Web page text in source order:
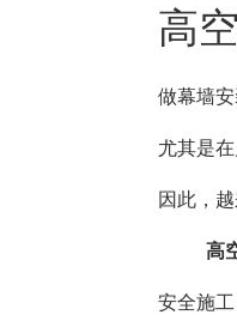
高
做幕墙
尤其是
因此，
高
安全施